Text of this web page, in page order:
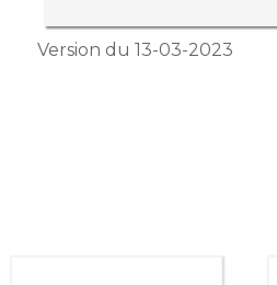
Version du 13-03-2023